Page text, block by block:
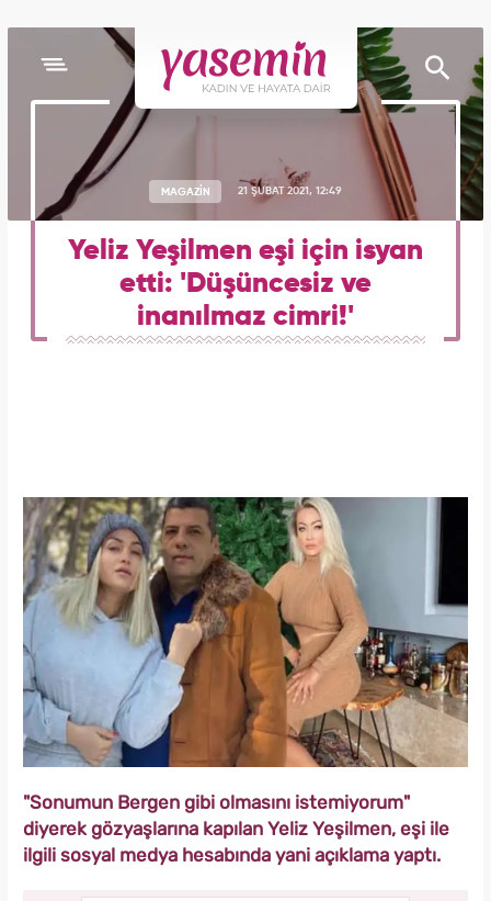
MAGAZİN 21 ŞUBAT 2021, 12:49
Yeliz Yeşilmen eşi için isyan
etti: 'Düşüncesiz ve
inanılmaz cimri!'
"Sonumun Bergen gibi olmasını istemiyorum"
diyerek gözyaşlarına kapılan Yeliz Yeşilmen, eşi ile
ilgili sosyal medya hesabında yani açıklama yaptı.